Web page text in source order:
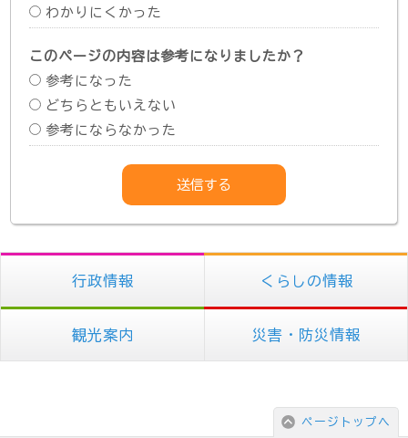
わかりにくかった
このページの内容は参考になりましたか？
参考になった
どちらともいえない
参考にならなかった
行政情報 くらしの情報
観光案内 災害・防災情報
ページトップへ